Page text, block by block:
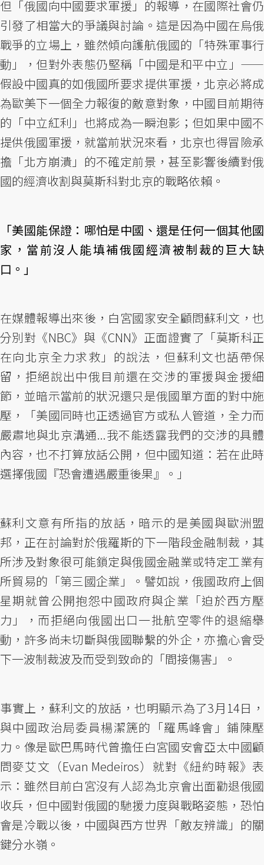
但「俄國向中國要求軍援」的報導，在國際社會仍
引發了相當大的爭議與討論。這是因為中國在烏俄
戰爭的立場上，雖然傾向護航俄國的「特殊軍事行
動」，但對外表態仍堅稱「中國是和平中立」——
假設中國真的如俄國所要求提供軍援，北京必將成
為歐美下一個全力報復的敵意對象，中國目前期待
的「中立紅利」也將成為一瞬泡影；但如果中國不
提供俄國軍援，就當前狀況來看，北京也得冒險承
擔「北方崩潰」的不確定前景，甚至影響後續對俄
國的經濟收割與莫斯科對北京的戰略依賴。
「美國能保證：哪怕是中國、還是任何一個其他國
家，當前沒人能填補俄國經濟被制裁的巨大缺
口。」
在媒體報導出來後，白宮國家安全顧問蘇利文，也
分別對《NBC》與《CNN》正面證實了「莫斯科正
在向北京全力求救」的說法，但蘇利文也語帶保
留，拒絕說出中俄目前還在交涉的軍援與金援細
節，並暗示當前的狀況還只是俄國單方面的對中施
壓，「美國同時也正透過官方或私人管道，全力而
嚴肅地與北京溝通...我不能透露我們的交涉的具體
內容，也不打算放話公開，但中國知道：若在此時
選擇俄國『恐會遭遇嚴重後果』。」
蘇利文意有所指的放話，暗示的是美國與歐洲盟
邦，正在討論對於俄羅斯的下一階段金融制裁，其
所涉及對象很可能鎖定與俄國金融業或特定工業有
所貿易的「第三國企業」。譬如說，俄國政府上個
星期就曾公開抱怨中國政府與企業「迫於西方壓
力」，而拒絕向俄國出口一批航空零件的退縮舉
動，許多尚未切斷與俄國聯繫的外企，亦擔心會受
下一波制裁波及而受到致命的「間接傷害」。
事實上，蘇利文的放話，也明顯示為了3月14日，
與中國政治局委員楊潔篪的「羅馬峰會」鋪陳壓
力。像是歐巴馬時代曾擔任白宮國安會亞太中國顧
問麥艾文（Evan Medeiros）就對《紐約時報》表
示：雖然目前白宮沒有人認為北京會出面勸退俄國
收兵，但中國對俄國的馳援力度與戰略姿態，恐怕
會是冷戰以後，中國與西方世界「敵友辨識」的關
鍵分水嶺。